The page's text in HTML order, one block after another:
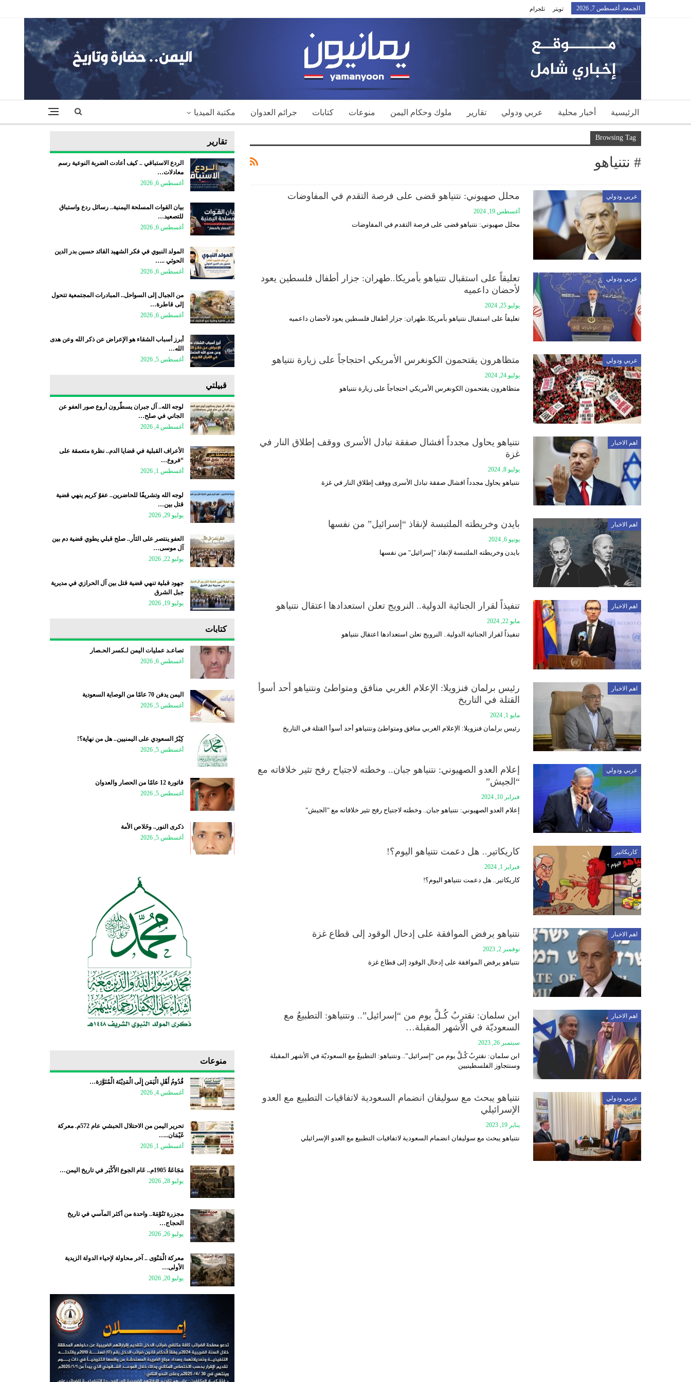
الجمعة, أغسطس 7, 2026 تويتر تلجرام
الرئيسية أخبار محلية عربي ودولي تقارير ملوك وحكام اليمن منوعات كتابات جرائم العدوان مكتبة الميديا
Browsing Tag
# نتنياهو
عربي ودولي محلل صهيوني: نتنياهو قضى على فرصة التقدم في المفاوضات
أغسطس 19, 2024
محلل صهيوني: نتنياهو قضى على فرصة التقدم في المفاوضات
عربي ودولي
تعليقاً على استقبال نتنياهو بأمريكا..طهران: جزار أطفال فلسطين يعود
لأحضان داعميه
يوليو 25, 2024
تعليقاً على استقبال نتنياهو بأمريكا..طهران: جزار أطفال فلسطين يعود لأحضان داعميه
عربي ودولي متظاهرون يقتحمون الكونغرس الأمريكي احتجاجاً على زيارة نتنياهو
يوليو 24, 2024
متظاهرون يقتحمون الكونغرس الأمريكي احتجاجاً على زيارة نتنياهو
اهم الاخبار
نتنياهو يحاول مجدداً افشال صفقة تبادل الأسرى ووقف إطلاق النار في
غزة
يوليو 8, 2024
نتنياهو يحاول مجدداً افشال صفقة تبادل الأسرى ووقف إطلاق النار في غزة
اهم الاخبار بايدن وخريطته الملتبسة لإنقاذ “إسرائيل” من نفسها
يونيو 6, 2024
بايدن وخريطته الملتبسة لإنقاذ "إسرائيل" من نفسها
اهم الاخبار تنفيذاً لقرار الجنائية الدولية.. النرويج تعلن استعدادها اعتقال نتنياهو
مايو 22, 2024
تنفيذاً لقرار الجنائية الدولية.. النرويج تعلن استعدادها اعتقال نتنياهو
اهم الاخبار
رئيس برلمان فنزويلا: الإعلام الغربي منافق ومتواطئ ونتنياهو أحد أسوأ
القتلة في التاريخ
مايو 1, 2024
رئيس برلمان فنزويلا: الإعلام الغربي منافق ومتواطئ ونتنياهو أحد أسوأ القتلة في التاريخ
عربي ودولي
إعلام العدو الصهيوني: نتنياهو جبان.. وخطته لاجتياح رفح تثير خلافاته مع
“الجيش”
فبراير 10, 2024
إعلام العدو الصهيوني: نتنياهو جبان.. وخطته لاجتياح رفح تثير خلافاته مع "الجيش"
كاريكاتير كاريكاتير.. هل دعمت نتنياهو اليوم؟!
فبراير 1, 2024
كاريكاتير.. هل دعمت نتنياهو اليوم؟!
اهم الاخبار نتنياهو يرفض الموافقة على إدخال الوقود إلى قطاع غزة
نوفمبر 2, 2023
نتنياهو يرفض الموافقة على إدخال الوقود إلى قطاع غزة
اهم الاخبار
ابن سلمان: نقترِبُ كُـلَّ يوم من “إسرائيل”.. ونتنياهو: التطبيعُ مع
السعوديّة في الأشهر المقبلة…
سبتمبر 26, 2023
ابن سلمان: نقترِبُ كُـلَّ يوم من “إسرائيل”.. ونتنياهو: التطبيعُ مع السعوديّة في الأشهر المقبلة
وسنتجاوز الفلسطينيين
عربي ودولي
نتنياهو يبحث مع سوليفان انضمام السعودية لاتفاقيات التطبيع مع العدو
الإسرائيلي
يناير 19, 2023
نتنياهو يبحث مع سوليفان انضمام السعودية لاتفاقيات التطبيع مع العدو الإسرائيلي
تقارير
الردع الاستباقي .. كيف أعادت الضربة النوعية رسم
معادلات…
أغسطس 6, 2026
بيان القوات المسلحة اليمنية.. رسائل ردع واستباق
للتصعيد…
أغسطس 6, 2026
المولد النبوي في فكر الشهيد القائد حسين بدر الدين
الحوثي ..…
أغسطس 6, 2026
من الجبال إلى السواحل.. المبادرات المجتمعية تتحول
إلى قاطرة…
أغسطس 6, 2026
أبرز أسباب الشقاء هو الإعراض عن ذكر الله وعن هدى
الله…
أغسطس 5, 2026
قبيلتي
لوجه الله.. آل جبران يسطّرون أروع صور العفو عن
الجاني في صلح…
أغسطس 4, 2026
الأعراف القبلية في قضايا الدم.. نظرة متعمقة على
“فروع…
أغسطس 1, 2026
لوجه الله وتشريفًا للحاضرين.. عفوٌ كريم ينهي قضية
قتل بين…
يوليو 29, 2026
العفو ينتصر على الثأر.. صلح قبلي يطوي قضية دم بين
آل موسى…
يوليو 22, 2026
جهود قبلية تنهي قضية قتل بين آل الحرازي في مديرية
جبل الشرق
يوليو 19, 2026
كتابات
تصاعـد عمليات اليمن لـكسر الحـصار
أغسطس 6, 2026
اليمن يدفن 70 عامًا من الوصاية السعودية
أغسطس 5, 2026
كِبْرُ السعودي على اليمنيين.. هل من نهاية؟!
أغسطس 5, 2026
فاتورة 12 عامًا من الحصار والعدوان
أغسطس 5, 2026
ذكرى النور.. وخَلاص الأمة
أغسطس 5, 2026
منوعات
قُدُومُ أَهْلِ الْيَمَن إِلَى الْمَدِيْنَة الْمُنَوَّرَة…
أغسطس 4, 2026
تحرير اليمن من الاحتلال الحبشي عام 572م. معركة
غَيْمَان..…
أغسطس 1, 2026
مَجَاعَةُ 1905م.. عَام الجوع الأَكْبَر في تاريخ اليمن…
يوليو 28, 2026
مجزرة تَنُوْمَةَ.. واحدة من أكثر المآسي في تاريخ
الحجاج…
يوليو 26, 2026
معركة الْمَنْوَى .. آخر محاولة لإحياء الدولة الزيدية
الأولى…
يوليو 20, 2026